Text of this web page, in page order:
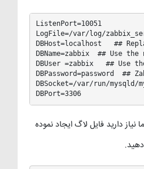
ListenPort=10051
LogFile=/var/log/
DBHost=localhost   ##
DBName=zabbix  ## Use
DBUser =zabbix   ## Use
DBPassword=password  ##
DBSocket=/var/run/mysqld/
DBPort=3306
دارید فایل لاگ ایجاد نموده